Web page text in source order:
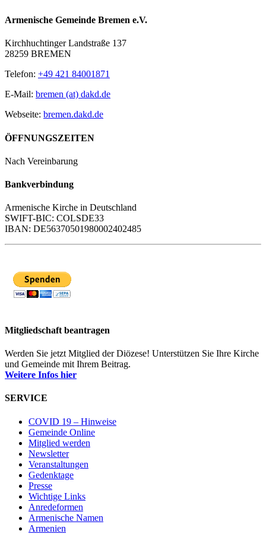
Armenische Gemeinde Bremen e.V.
Kirchhuchtinger Landstraße 137
28259 BREMEN
Telefon: +49 421 84001871
E-Mail: bremen (at) dakd.de
Webseite: bremen.dakd.de
ÖFFNUNGSZEITEN
Nach Vereinbarung
Bankverbindung
Armenische Kirche in Deutschland
SWIFT-BIC: COLSDE33
IBAN: DE56370501980002402485
Mitgliedschaft beantragen
Werden Sie jetzt Mitglied der Diözese! Unterstützen Sie Ihre Kirche
und Gemeinde mit Ihrem Beitrag.
Weitere Infos hier
SERVICE
COVID 19 – Hinweise
Gemeinde Online
Mitglied werden
Newsletter
Veranstaltungen
Gedenktage
Presse
Wichtige Links
Anredeformen
Armenische Namen
Armenien